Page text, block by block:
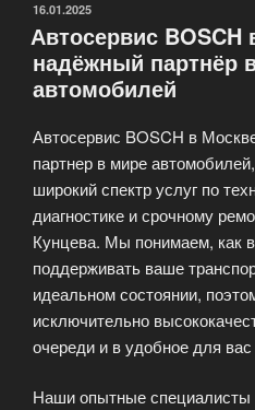
ОПУБЛИКОВАНО
16.01.2025
Автосервис
надёжный партнёр
автомобилей
Автосервис BOSCH в
партнер в мире
широкий спектр услуг по
диагностике и срочному
Кунцева. Мы понимаем, как
поддерживать ваше
идеальном состоянии,
исключительно
очереди и в удобное для
Наши опытные специалисты